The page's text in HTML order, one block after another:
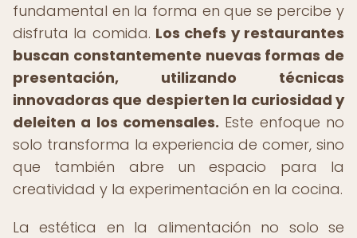
fundamental en la forma en que se percibe y
disfruta la comida. Los chefs y restaurantes
buscan constantemente nuevas formas de
presentación, utilizando técnicas
innovadoras que despierten la curiosidad y
deleiten a los comensales. Este enfoque no
solo transforma la experiencia de comer, sino
que también abre un espacio para la
creatividad y la experimentación en la cocina.
La estética en la alimentación no solo se